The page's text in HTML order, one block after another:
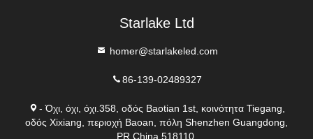
Starlake Ltd
homer@starlakeled.com
86-139-02489327
- Όχι, όχι, όχι.358, οδός Baotian 1st, κοινότητα Tiegang,
οδός Xixiang, περιοχή Baoan, πόλη Shenzhen Guangdong,
PR China 518110.